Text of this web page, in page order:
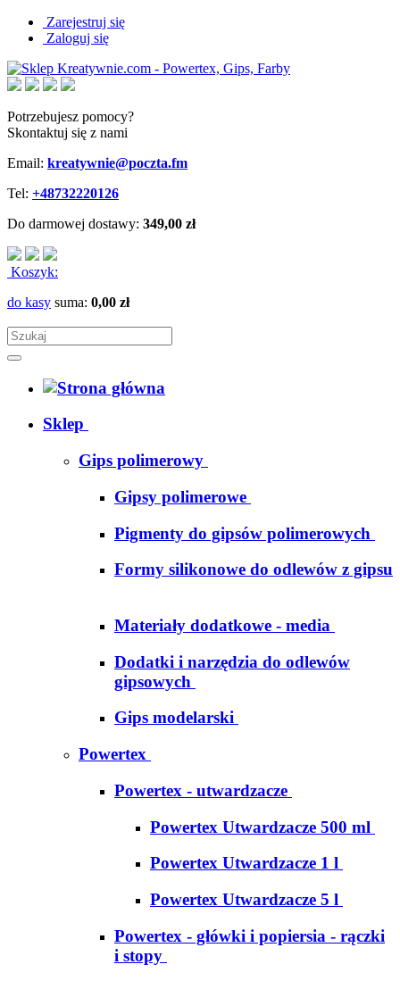
Zarejestruj się
Zaloguj się
Potrzebujesz pomocy?
Skontaktuj się z nami
Email: kreatywnie@poczta.fm
Tel: +48732220126
Do darmowej dostawy: 349,00 zł
Koszyk:
do kasy suma: 0,00 zł
Sklep
Gips polimerowy
Gipsy polimerowe
Pigmenty do gipsów polimerowych
Formy silikonowe do odlewów z gipsu
Materiały dodatkowe - media
Dodatki i narzędzia do odlewów
gipsowych
Gips modelarski
Powertex
Powertex - utwardzacze
Powertex Utwardzacze 500 ml
Powertex Utwardzacze 1 l
Powertex Utwardzacze 5 l
Powertex - główki i popiersia - rączki
i stopy